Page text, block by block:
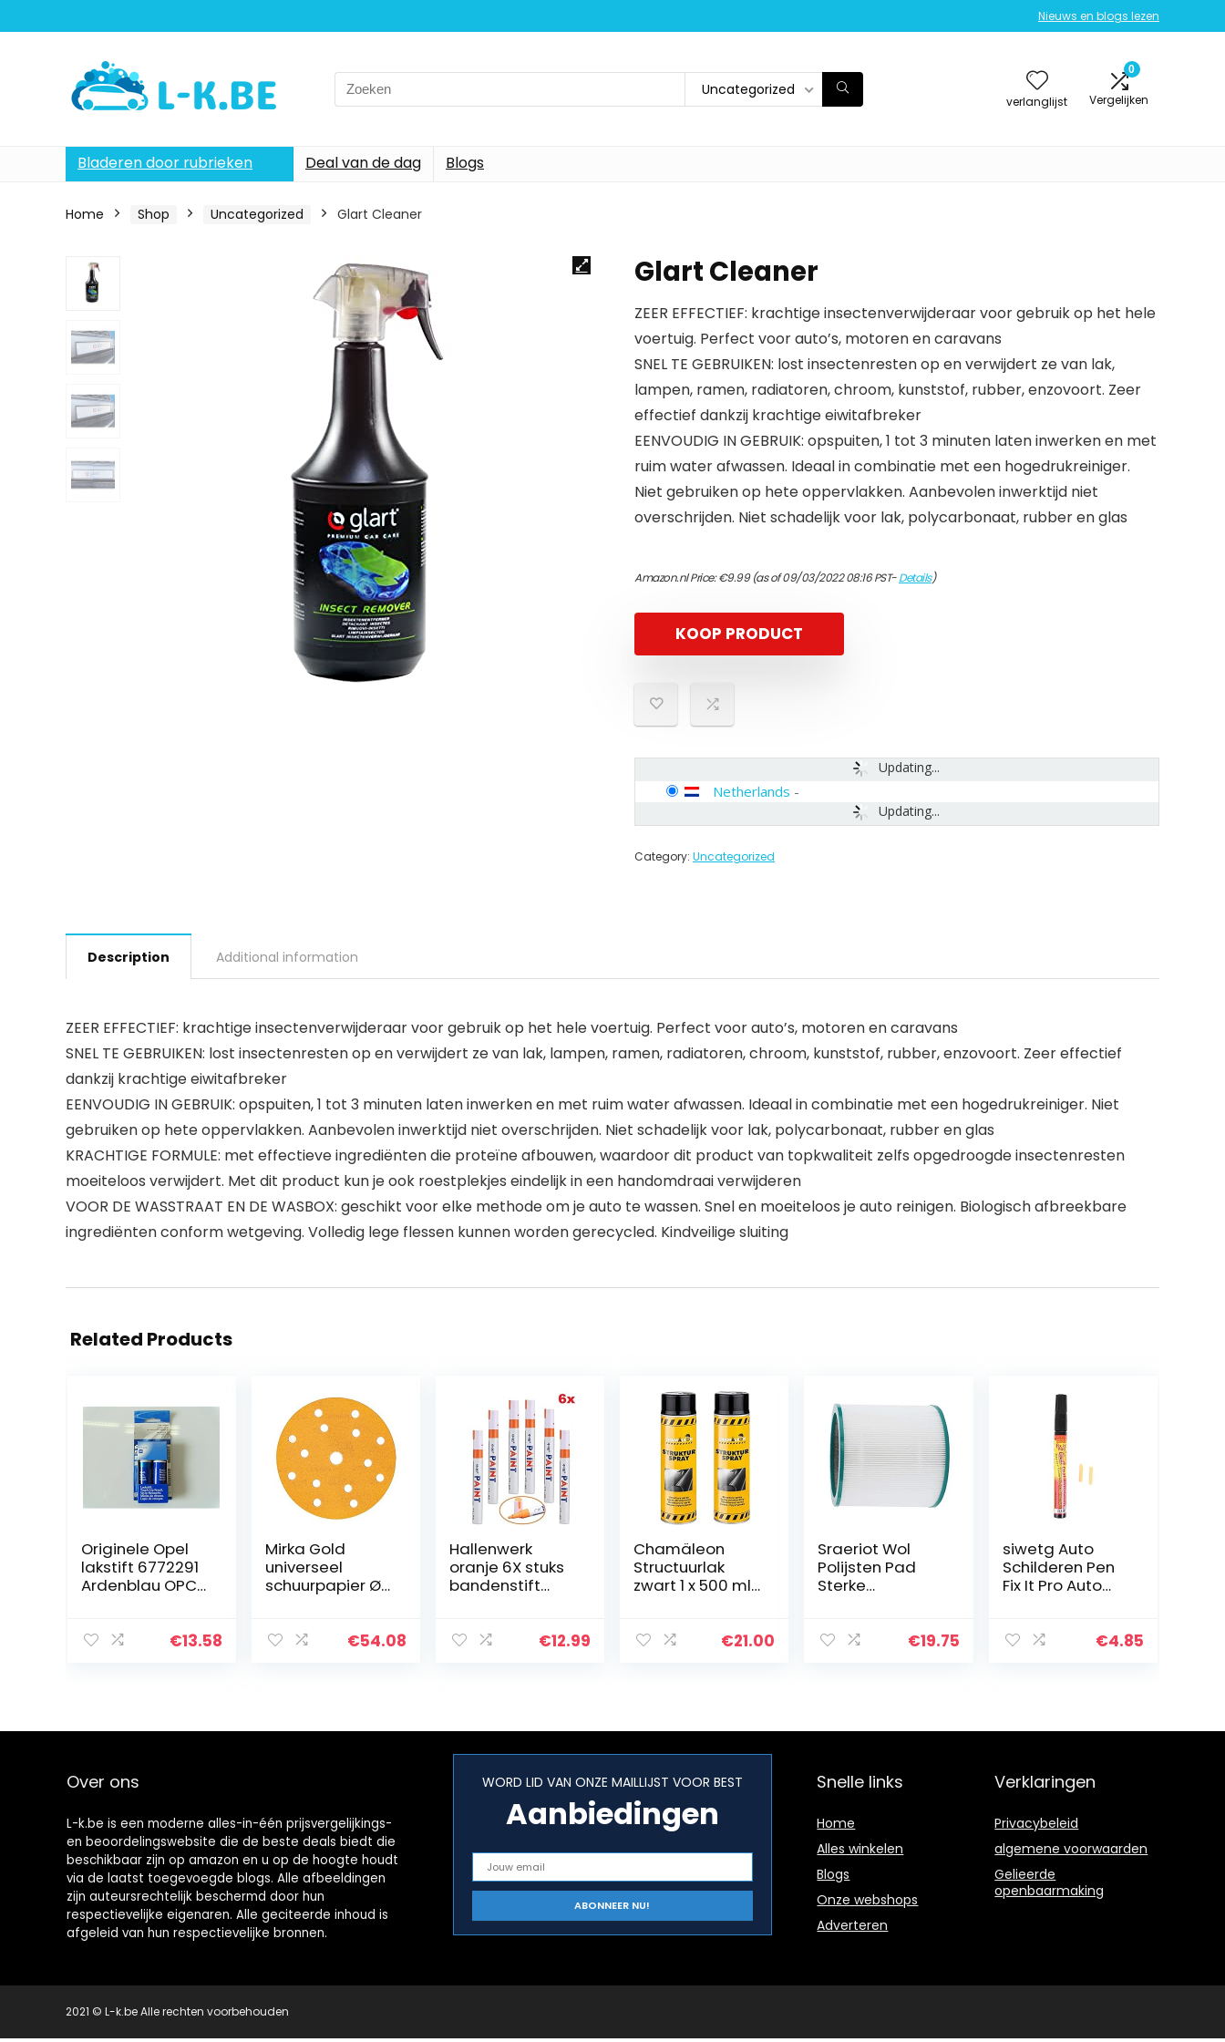
Nieuws en blogs lezen
Search
for:
Uncategorized
verlanglijst
0
Vergelijken
Bladeren door rubrieken Deal van de dag Blogs
Home Shop Uncategorized Glart Cleaner
Glart Cleaner
ZEER EFFECTIEF: krachtige insectenverwijderaar voor gebruik op het hele
voertuig. Perfect voor auto’s, motoren en caravans
SNEL TE GEBRUIKEN: lost insectenresten op en verwijdert ze van lak,
lampen, ramen, radiatoren, chroom, kunststof, rubber, enzovoort. Zeer
effectief dankzij krachtige eiwitafbreker
EENVOUDIG IN GEBRUIK: opspuiten, 1 tot 3 minuten laten inwerken en met
ruim water afwassen. Ideaal in combinatie met een hogedrukreiniger.
Niet gebruiken op hete oppervlakken. Aanbevolen inwerktijd niet
overschrijden. Niet schadelijk voor lak, polycarbonaat, rubber en glas
Amazon.nl Price:€9.99(as of 09/03/2022 08:16 PST-Details)
KOOP PRODUCT
Updating...
Updating...
Netherlands -
Category: Uncategorized
Description Additional information
ZEER EFFECTIEF: krachtige insectenverwijderaar voor gebruik op het hele voertuig. Perfect voor auto’s, motoren en caravans
SNEL TE GEBRUIKEN: lost insectenresten op en verwijdert ze van lak, lampen, ramen, radiatoren, chroom, kunststof, rubber, enzovoort. Zeer effectief
dankzij krachtige eiwitafbreker
EENVOUDIG IN GEBRUIK: opspuiten, 1 tot 3 minuten laten inwerken en met ruim water afwassen. Ideaal in combinatie met een hogedrukreiniger. Niet
gebruiken op hete oppervlakken. Aanbevolen inwerktijd niet overschrijden. Niet schadelijk voor lak, polycarbonaat, rubber en glas
KRACHTIGE FORMULE: met effectieve ingrediënten die proteïne afbouwen, waardoor dit product van topkwaliteit zelfs opgedroogde insectenresten
moeiteloos verwijdert. Met dit product kun je ook roestplekjes eindelijk in een handomdraai verwijderen
VOOR DE WASSTRAAT EN DE WASBOX: geschikt voor elke methode om je auto te wassen. Snel en moeiteloos je auto reinigen. Biologisch afbreekbare
ingrediënten conform wetgeving. Volledig lege flessen kunnen worden gerecycled. Kindveilige sluiting
Related Products
Originele Opel
lakstift 6772291
Ardenblau OPC
€13.58
Mirka Gold
universeel
schuurpapier Ø
klittenband 15-
€54.08
Hallenwerk
oranje 6X stuks
bandenstift
fietsbanden€12.99
Chamäleon
Structuurlak
zwart 1 x 500 ml
structuur spray
€21.00
Sraeriot Wol
Polijsten Pad
Sterke
Inch Voor Auto-
€19.75
siwetg Auto
Schilderen Pen
Fix It Pro Auto
Remover Pen€4.85
Over ons
L-k.be is een moderne alles-in-één prijsvergelijkings-
en beoordelingswebsite die de beste deals biedt die
beschikbaar zijn op amazon en u op de hoogte houdt
via de laatst toegevoegde blogs. Alle afbeeldingen
zijn auteursrechtelijk beschermd door hun
respectievelijke eigenaren. Alle geciteerde inhoud is
afgeleid van hun respectievelijke bronnen.
WORD LID VAN ONZE MAILLIJST VOOR BEST
Aanbiedingen
Snelle links
Home
Alles winkelen
Blogs
Onze webshops
Adverteren
Verklaringen
Privacybeleid
algemene voorwaarden
Gelieerde
openbaarmaking
2021 © L-k.be Alle rechten voorbehouden